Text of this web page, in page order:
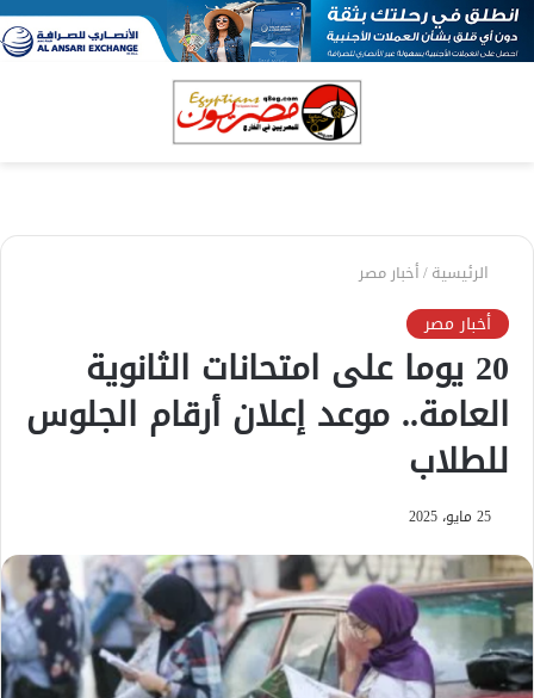
الرئيسية/أخبار مصر
أخبار مصر
20 يوما على امتحانات الثانوية
العامة.. موعد إعلان أرقام الجلوس
للطلاب
25 مايو، 2025